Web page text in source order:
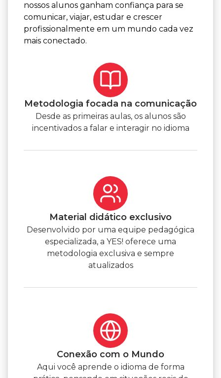
nossos alunos ganham confiança para se
comunicar, viajar, estudar e crescer
profissionalmente em um mundo cada vez
mais conectado.
Metodologia focada na comunicação
Desde as primeiras aulas, os alunos são
incentivados a falar e interagir no idioma
Material didático exclusivo
Desenvolvido por uma equipe pedagógica
especializada, a YES! oferece uma
metodologia exclusiva e sempre
atualizados
Conexão com o Mundo
Aqui você aprende o idioma de forma